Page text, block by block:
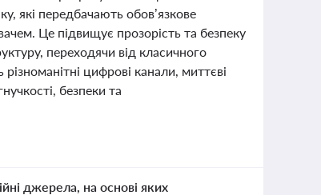
які передбачають обов’язкове
Це підвищує прозорість та безпеку
переходячи від класичного
цифрові канали, миттєві
безпеки та
джерела, на основі яких